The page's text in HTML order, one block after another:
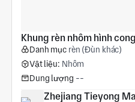
Khung rèn nhôm hình cong
Danh mục rèn (Đùn khác)
Vật liệu: Nhôm
Dung lượng --
Zhejiang Tieyong